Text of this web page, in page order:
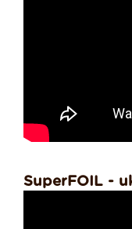
SuperFOIL -